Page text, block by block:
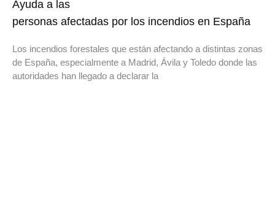
Ayuda a las
personas afectadas por los incendios en España
Los incendios forestales que están afectando a distintas zonas
de España, especialmente a Madrid, Ávila y Toledo donde las
autoridades han llegado a declarar la